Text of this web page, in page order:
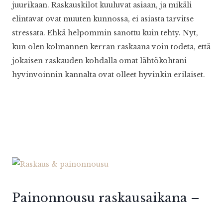
juurikaan. Raskauskilot kuuluvat asiaan, ja mikäli
elintavat ovat muuten kunnossa, ei asiasta tarvitse
stressata. Ehkä helpommin sanottu kuin tehty. Nyt,
kun olen kolmannen kerran raskaana voin todeta, että
jokaisen raskauden kohdalla omat lähtökohtani
hyvinvoinnin kannalta ovat olleet hyvinkin erilaiset.
Painonnousu raskausaikana –